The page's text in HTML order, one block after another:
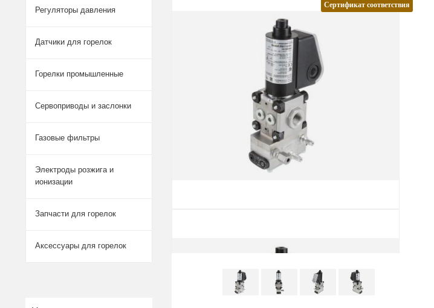
Сертификат соответствия
Регуляторы давления
Датчики для горелок
Горелки промышленные
Сервоприводы и заслонки
Газовые фильтры
Электроды розжига и
ионизации
Запчасти для горелок
Аксессуары для горелок